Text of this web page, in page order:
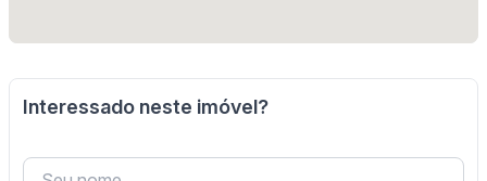
Interessado neste imóvel?